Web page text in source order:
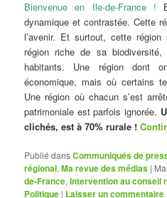
Bienvenue en Ile-de-France !
dynamique et contrastée. Cette
l’avenir. Et surtout, cette
région riche de sa
habitants. Une région dont
économique, mais où certains
Une région où chacun s’est
patrimoniale est parfois ignorée.
clichés, est à 70% rurale !
Publié dansCommuniqués de
régional,Ma revue des médias |
de-France,Intervention au conseil
Politique | Laisser un commentaire